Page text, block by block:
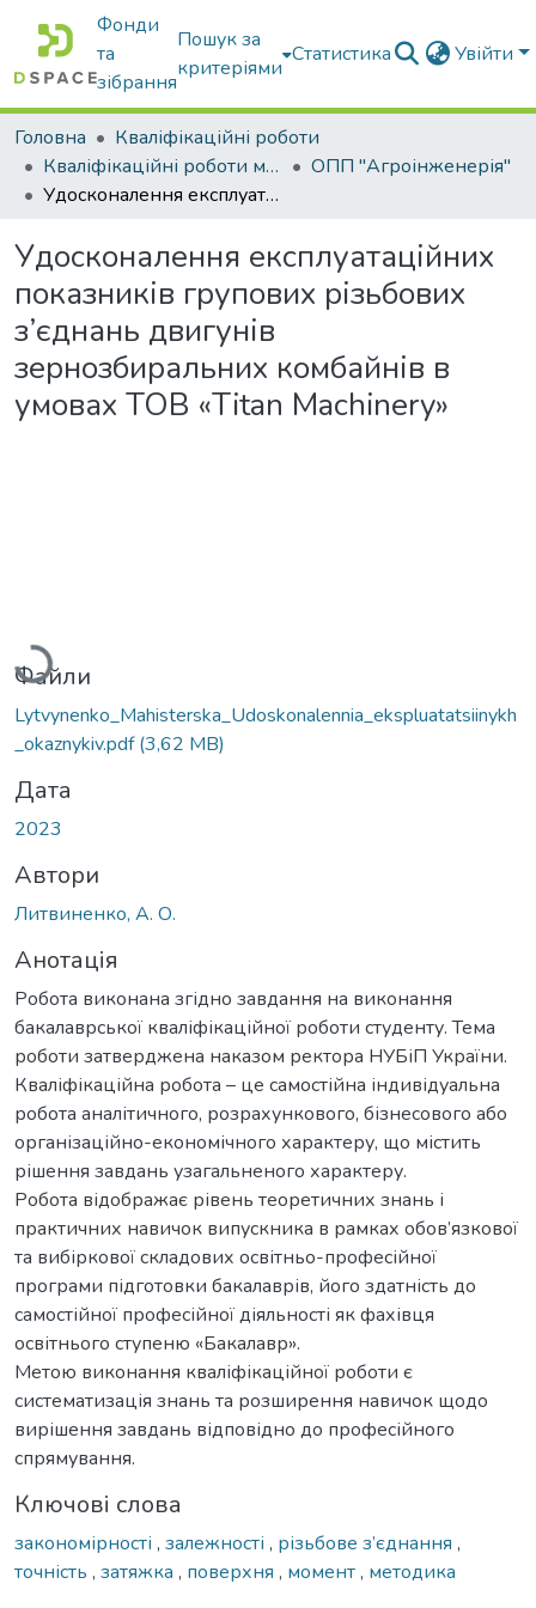
Фонди
та
зібрання
Пошук за
критеріями
Статистика Увійти
Головна
Кваліфікаційні роботи
Кваліфікаційні роботи магістрів
ОПП "Агроінженерія"
Удосконалення експлуатаційних показників групових різьбових з’єднань двигунів зернозбиральних комбайнів в умовах ТОВ «Titan Machinery»
Удосконалення експлуатаційних
показників групових різьбових
з’єднань двигунів
зернозбиральних комбайнів в
умовах ТОВ «Titan Machinery»
Вантажиться...
Файли
Lytvynenko_Mahisterska_Udoskonalennia_ekspluatatsiinykh
_okaznykiv.pdf(3,62 MB)
Дата
2023
Автори
Литвиненко, А. О.
Анотація
Робота виконана згідно завдання на виконання
бакалаврської кваліфікаційної роботи студенту. Тема
роботи затверджена наказом ректора НУБіП України.
Кваліфікаційна робота – це самостійна індивідуальна
робота аналітичного, розрахункового, бізнесового або
організаційно-економічного характеру, що містить
рішення завдань узагальненого характеру.
Робота відображає рівень теоретичних знань і
практичних навичок випускника в рамках обов’язкової
та вибіркової складових освітньо-професійної
програми підготовки бакалаврів, його здатність до
самостійної професійної діяльності як фахівця
освітнього ступеню «Бакалавр».
Метою виконання кваліфікаційної роботи є
систематизація знань та розширення навичок щодо
вирішення завдань відповідно до професійного
спрямування.
Ключові слова
закономірності , залежності , різьбове з’єднання ,
точність , затяжка , поверхня , момент, методика